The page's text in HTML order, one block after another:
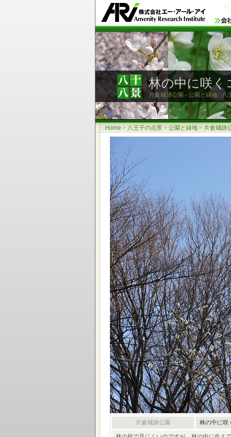
林の中に咲く
片倉城跡公園 - 公園と緑地 : 八
Home > 八王子の点景 > 公園と緑地 > 片倉城跡
片倉城跡公園 林の中に咲